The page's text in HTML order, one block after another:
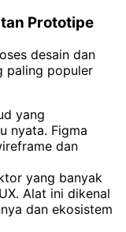
Prototipe
desain dan
paling populer
yang
nyata. Figma
dan
yang banyak
Alat ini dikenal
dan ekosistem